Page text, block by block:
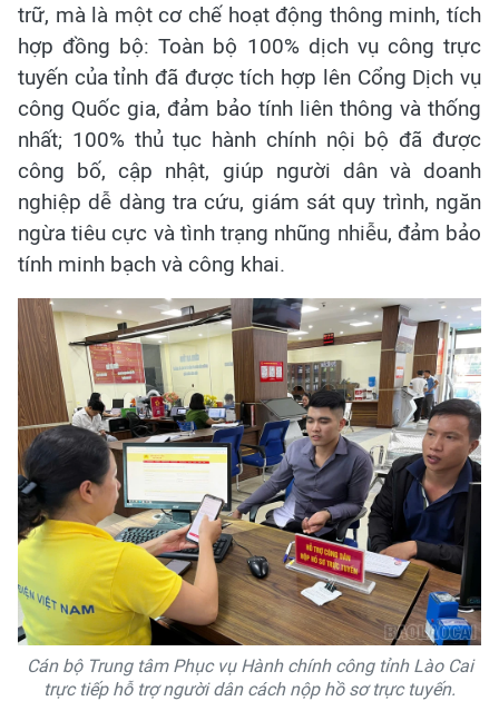
trữ, mà là một cơ chế hoạt động thông minh, tích
hợp đồng bộ: Toàn bộ 100% dịch vụ công trực
tuyến của tỉnh đã được tích hợp lên Cổng Dịch vụ
công Quốc gia, đảm bảo tính liên thông và thống
nhất; 100% thủ tục hành chính nội bộ đã được
công bố, cập nhật, giúp người dân và doanh
nghiệp dễ dàng tra cứu, giám sát quy trình, ngăn
ngừa tiêu cực và tình trạng nhũng nhiễu, đảm bảo
tính minh bạch và công khai.
Cán bộ Trung tâm Phục vụ Hành chính công tỉnh Lào Cai
trực tiếp hỗ trợ người dân cách nộp hồ sơ trực tuyến.